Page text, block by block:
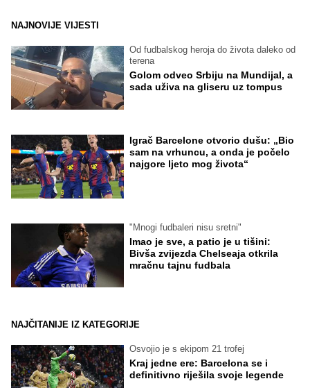
NAJNOVIJE VIJESTI
Od fudbalskog heroja do života daleko od
terena
Golom odveo Srbiju na Mundijal, a
sada uživa na gliseru uz tompus
Igrač Barcelone otvorio dušu: „Bio
sam na vrhuncu, a onda je počelo
najgore ljeto mog života“
"Mnogi fudbaleri nisu sretni"
Imao je sve, a patio je u tišini:
Bivša zvijezda Chelseaja otkrila
mračnu tajnu fudbala
NAJČITANIJE IZ KATEGORIJE
Osvojio je s ekipom 21 trofej
Kraj jedne ere: Barcelona se i
definitivno riješila svoje legende